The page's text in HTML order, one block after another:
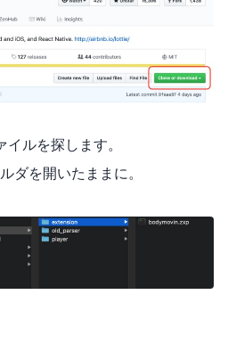
ルを探します。
ダを開いたままに。